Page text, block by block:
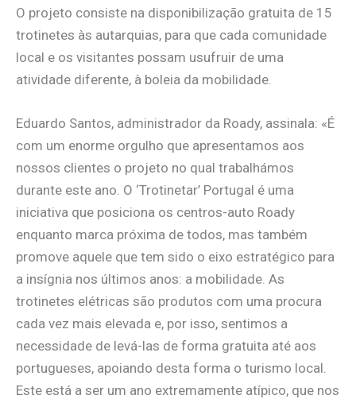
O projeto consiste na disponibilização gratuita de 15
trotinetes às autarquias, para que cada comunidade
local e os visitantes possam usufruir de uma
atividade diferente, à boleia da mobilidade.
Eduardo Santos, administrador da Roady, assinala: «É
com um enorme orgulho que apresentamos aos
nossos clientes o projeto no qual trabalhámos
durante este ano. O ‘Trotinetar’ Portugal é uma
iniciativa que posiciona os centros-auto Roady
enquanto marca próxima de todos, mas também
promove aquele que tem sido o eixo estratégico para
a insígnia nos últimos anos: a mobilidade. As
trotinetes elétricas são produtos com uma procura
cada vez mais elevada e, por isso, sentimos a
necessidade de levá-las de forma gratuita até aos
portugueses, apoiando desta forma o turismo local.
Este está a ser um ano extremamente atípico, que nos